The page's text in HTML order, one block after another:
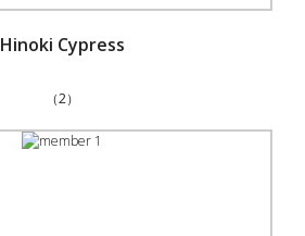
Hinoki Cypress
（2）